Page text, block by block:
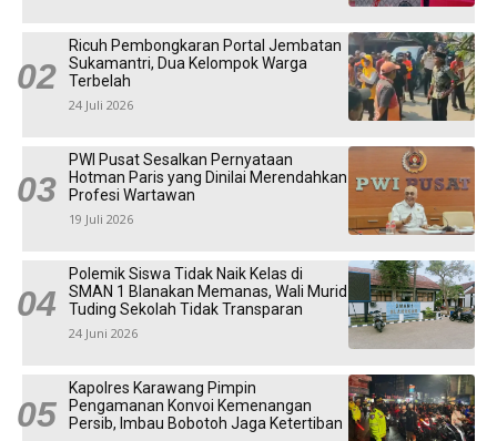
Ricuh Pembongkaran Portal Jembatan
Sukamantri, Dua Kelompok Warga
Terbelah
24 Juli 2026
PWI Pusat Sesalkan Pernyataan
Hotman Paris yang Dinilai Merendahkan
Profesi Wartawan
19 Juli 2026
Polemik Siswa Tidak Naik Kelas di
SMAN 1 Blanakan Memanas, Wali Murid
Tuding Sekolah Tidak Transparan
24 Juni 2026
Kapolres Karawang Pimpin
Pengamanan Konvoi Kemenangan
Persib, Imbau Bobotoh Jaga Ketertiban